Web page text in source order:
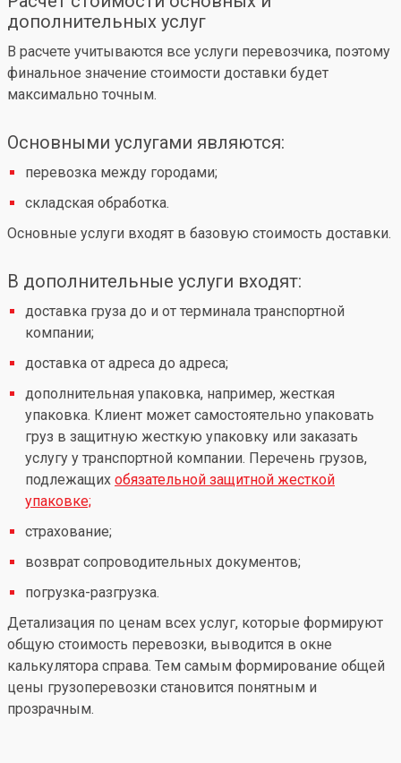
дополнительных услуг
В расчете учитываются все услуги перевозчика, поэтому
финальное значение стоимости доставки будет
максимально точным.
Основными услугами являются:
перевозка между городами;
складская обработка.
Основные услуги входят в базовую стоимость доставки.
В дополнительные услуги входят:
доставка груза до и от терминала транспортной
компании;
доставка от адреса до адреса;
дополнительная упаковка, например, жесткая
упаковка. Клиент может самостоятельно упаковать
груз в защитную жесткую упаковку или заказать
услугу у транспортной компании. Перечень грузов,
подлежащих обязательной защитной жесткой
упаковке;
страхование;
возврат сопроводительных документов;
погрузка-разгрузка.
Детализация по ценам всех услуг, которые формируют
общую стоимость перевозки, выводится в окне
калькулятора справа. Тем самым формирование общей
цены грузоперевозки становится понятным и
прозрачным.